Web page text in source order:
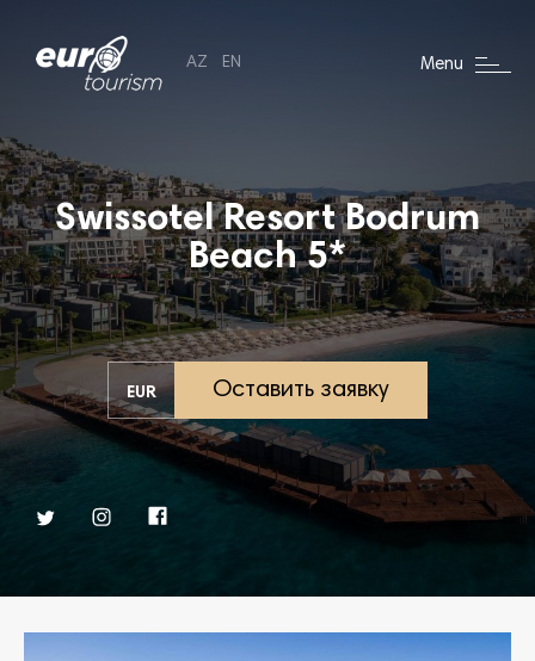
AZ EN Menu
Swissotel Resort Bodrum
Beach 5*
EUR Оставить заявку